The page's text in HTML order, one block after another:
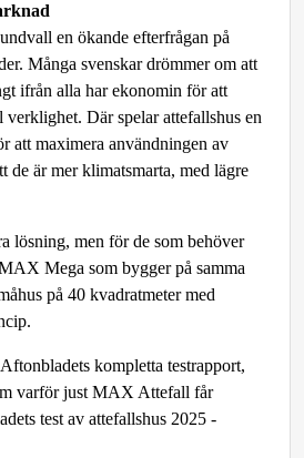
en ökande efterfrågan på
Många svenskar drömmer om att
ifrån alla har ekonomin för att
Där spelar attefallshus en
att maximera användningen av
de är mer klimatsmarta, med lägre
lösning, men för de som behöver
Mega som bygger på samma
på 40 kvadratmeter med
kompletta testrapport,
varför just MAX Attefall får
test av attefallshus 2025 -